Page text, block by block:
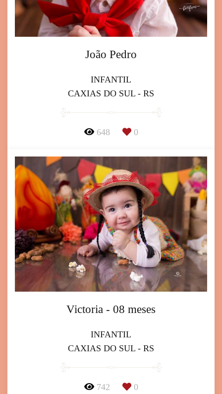
João Pedro
INFANTIL
CAXIAS DO SUL - RS
648 0
Victoria - 08 meses
INFANTIL
CAXIAS DO SUL - RS
742 0